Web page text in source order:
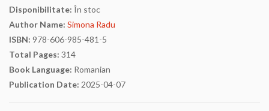
Disponibilitate: În stoc
Author Name: Simona Radu
ISBN: 978-606-985-481-5
Total Pages: 314
Book Language: Romanian
Publication Date: 2025-04-07